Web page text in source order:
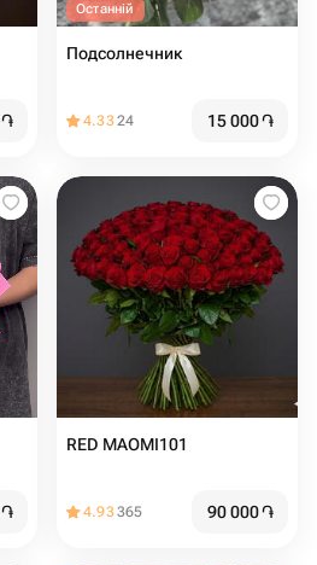
֏
Останній
Подсолнечник
4.3324 15 000֏
֏
RED MAOMI101
4.93365 90 000֏